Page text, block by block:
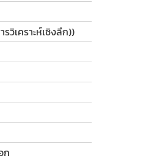
เคราะห์เชิงลึก))
ก